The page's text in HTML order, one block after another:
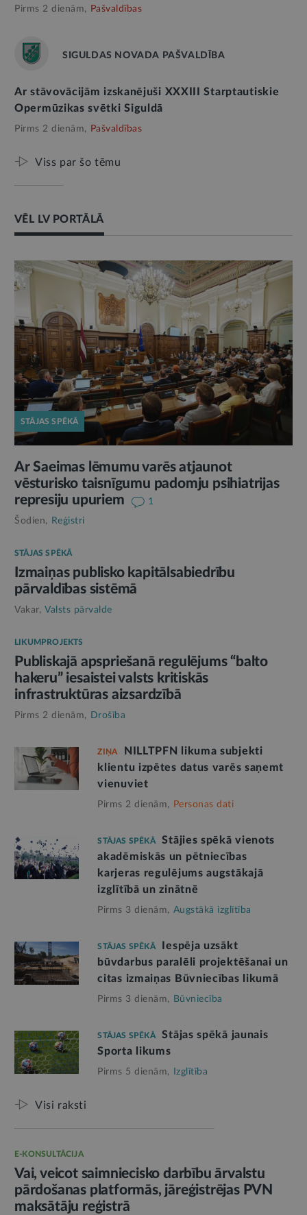
Pirms 2 dienām, Pašvaldības
SIGULDAS NOVADA PAŠVALDĪBA
Ar stāvovācijām izskanējuši XXXIII Starptautiskie
Opermūzikas svētki Siguldā
Pirms 2 dienām, Pašvaldības
Viss par šo tēmu
VĒL LV PORTĀLĀ
STĀJAS SPĒKĀ
Ar Saeimas lēmumu varēs atjaunot
vēsturisko taisnīgumu padomju psihiatrijas
represiju upuriem
1
Šodien, Reģistri
STĀJAS SPĒKĀ
Izmaiņas publisko kapitālsabiedrību
pārvaldības sistēmā
Vakar, Valsts pārvalde
LIKUMPROJEKTS
Publiskajā apspriešanā regulējums “balto
hakeru” iesaistei valsts kritiskās
infrastruktūras aizsardzībā
Pirms 2 dienām, Drošība
ZIŅA
NILLTPFN likuma subjekti
klientu izpētes datus varēs saņemt
vienuviet
Pirms 2 dienām, Personas dati
STĀJAS SPĒKĀ
Stājies spēkā vienots
akadēmiskās un pētniecības
karjeras regulējums augstākajā
izglītībā un zinātnē
Pirms 3 dienām, Augstākā izglītība
STĀJAS SPĒKĀ
Iespēja uzsākt
būvdarbus paralēli projektēšanai un
citas izmaiņas Būvniecības likumā
Pirms 3 dienām, Būvniecība
STĀJAS SPĒKĀ
Stājas spēkā jaunais
Sporta likums
Pirms 5 dienām, Izglītība
Visi raksti
E-KONSULTĀCIJA
Vai, veicot saimniecisko darbību ārvalstu
pārdošanas platformās, jāreģistrējas PVN
maksātāju reģistrā